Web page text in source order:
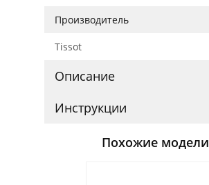
Производитель
Tissot
Описание
Инструкции
Похожие модели